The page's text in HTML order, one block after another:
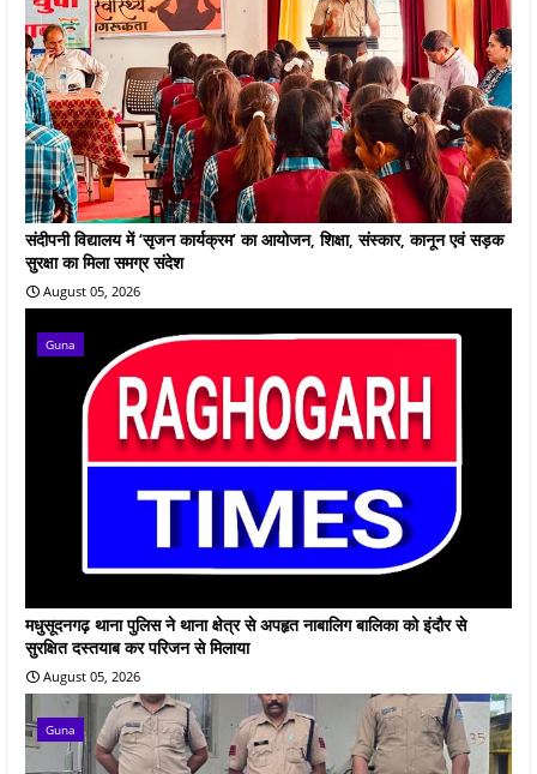
संदीपनी विद्यालय में ‘सृजन कार्यक्रम’ का आयोजन, शिक्षा, संस्कार, कानून एवं सड़क
सुरक्षा का मिला समग्र संदेश
August 05, 2026
Guna
मधुसूदनगढ़ थाना पुलिस ने थाना क्षेत्र से अपहृत नाबालिग बालिका को इंदौर से
सुरक्षित दस्तयाब कर परिजन से मिलाया
August 05, 2026
Guna